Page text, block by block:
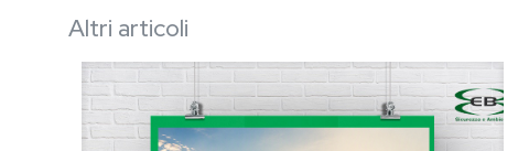
Altri articoli